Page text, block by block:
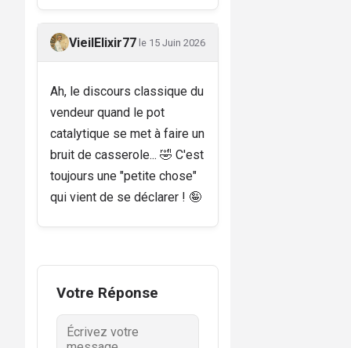
VieilElixir77 le 15 Juin 2026
Ah, le discours classique du
vendeur quand le pot
catalytique se met à faire un
bruit de casserole... 🤣 C'est
toujours une "petite chose"
qui vient de se déclarer ! 🤪
Votre Réponse